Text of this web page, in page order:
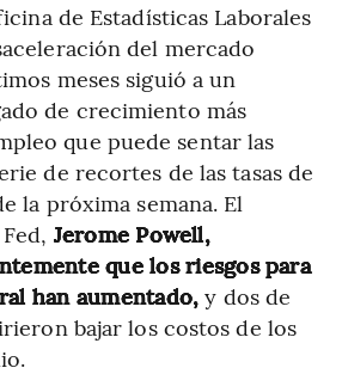
de Estadísticas Laborales
del mercado
meses siguió a un
de crecimiento más
que puede sentar las
de recortes de las tasas de
la próxima semana. El
Jerome Powell,
que los riesgos para
han aumentado, y dos de
bajar los costos de los